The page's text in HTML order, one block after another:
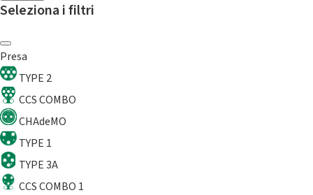
Seleziona i filtri
Presa
TYPE 2
CCS COMBO
CHAdeMO
TYPE 1
TYPE 3A
CCS COMBO 1